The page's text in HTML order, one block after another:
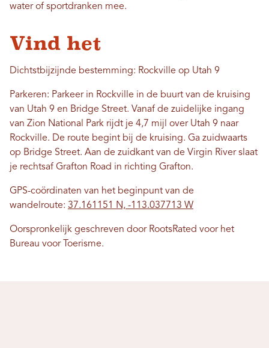
water of sportdranken mee.
Vind het
Dichtstbijzijnde bestemming: Rockville op Utah 9
Parkeren: Parkeer in Rockville in de buurt van de kruising
van Utah 9 en Bridge Street. Vanaf de zuidelijke ingang
van Zion National Park rijdt je 4,7 mijl over Utah 9 naar
Rockville. De route begint bij de kruising. Ga zuidwaarts
op Bridge Street. Aan de zuidkant van de Virgin River slaat
je rechtsaf Grafton Road in richting Grafton.
GPS-coördinaten van het beginpunt van de
wandelroute: 37.161151 N, -113.037713 W
Oorspronkelijk geschreven door RootsRated voor het
Bureau voor Toerisme.